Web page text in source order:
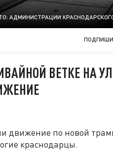
АДМИНИСТРАЦИИ КРАСНОДАРСКОГО
ВЕТКЕ НА
движение по новой
краснодарцы.